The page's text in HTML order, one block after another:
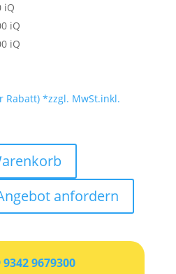
iQ
iQ
iQ
*zzgl. MwSt.inkl.
anfordern
9679300